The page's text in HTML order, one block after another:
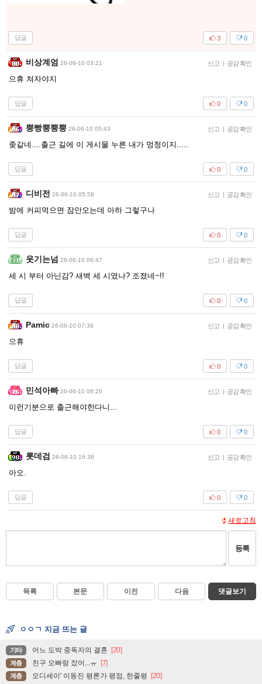
답글 0
3
비상계엄 26-06-10 03:21 신고 | 공감 확인
으휴 쳐자야지
답글 0
0
뿡빵뿡뿡뿡 26-06-10 05:43 신고 | 공감 확인
좆같네....출근 길에 이 게시물 누른 내가 멍청이지.....
답글 0
0
디비전 26-06-10 05:58 신고 | 공감 확인
밤에 커피먹으면 잠안오는데 아하 그렇구나
답글 0
0
웃기는넘 26-06-10 06:47 신고 | 공감 확인
세 시 부터 아닌감? 새벽 세 시였나? 조졌네~!!
답글 0
0
Pamic 26-06-10 07:39 신고 | 공감 확인
으휴
답글 0
0
민석아빠 26-06-10 08:20 신고 | 공감 확인
이런기분으로 출근해야한다니...
답글 0
0
롯데검 26-06-10 16:38 신고 | 공감 확인
아오.
답글 0
0
새로고침
등록
목록 본문 이전 다음 댓글보기
ㅇㅇㄱ 지금 뜨는 글
기타 어느 도박 중독자의 결혼 [20]
계층 친구 오빠랑 잤어...ㅠ [7]
계층 오디세이' 이동진 평론가 평점, 한줄평 [20]